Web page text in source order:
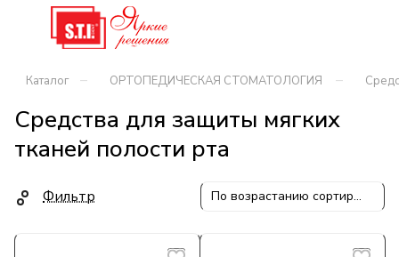
Каталог – ОРТОПЕДИЧЕСКАЯ СТОМАТОЛОГИЯ –
Средства для защиты мягких
тканей полости рта
Фильтр По возрастанию сортировки